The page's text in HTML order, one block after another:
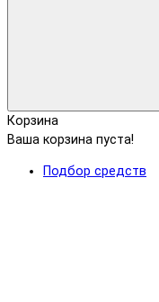
Корзина
Ваша корзина пуста!
Подбор средств